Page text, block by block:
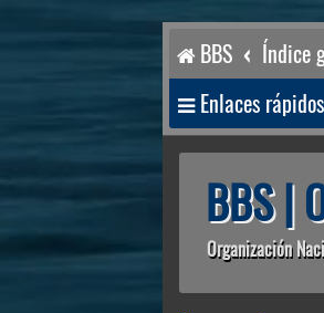
BBS Índice
Enlaces rápidos
BBS |
Organización